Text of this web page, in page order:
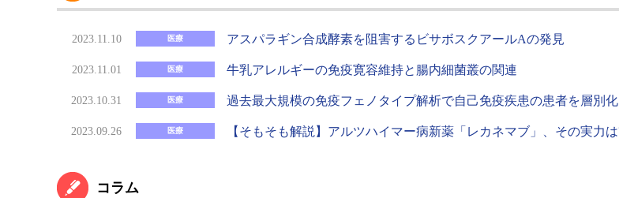
2023.11.10 医療 アスパラギン合成酵素を阻害するビサボスクアールAの発見
2023.11.01 医療 牛乳アレルギーの免疫寛容維持と腸内細菌叢の関連
2023.10.31 医療 過去最大規模の免疫フェノタイプ解析で自己免疫疾患の患者を層別化
2023.09.26 医療 【そもそも解説】アルツハイマー病新薬「レカネマブ」、その実力は
コラム